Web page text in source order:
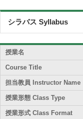
シラバス Syllabus
授業名
Course Title
担当教員 Instructor Name
授業形態 Class Type
授業形式 Class Format